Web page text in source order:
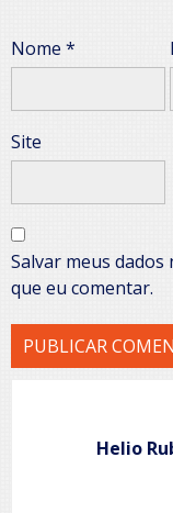
Nome *
Site
Salvar meus
que eu comentar.
Helio